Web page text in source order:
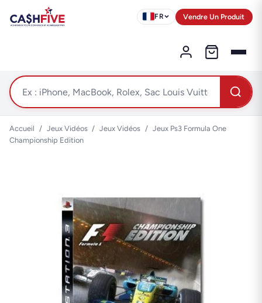
FR Vendre Un Produit
Accueil / Jeux Vidéos / Jeux Vidéos / Jeux Ps3 Formula One
Championship Edition